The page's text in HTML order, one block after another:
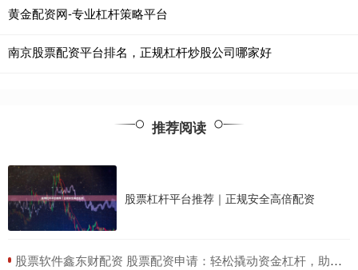
黄金配资网-专业杠杆策略平台
南京股票配资平台排名，正规杠杆炒股公司哪家好
推荐阅读
股票杠杆平台推荐｜正规安全高倍配资
​股票软件鑫东财配资 股票配资申请：轻松撬动资金杠杆，助力投资获利